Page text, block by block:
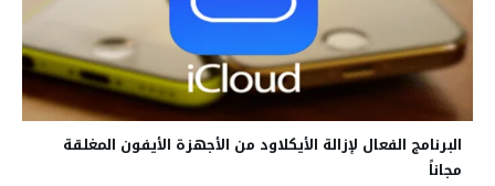
البرنامج الفعال لإزالة الأيكلاود من الأجهزة الأيفون المغلقة
مجاناً